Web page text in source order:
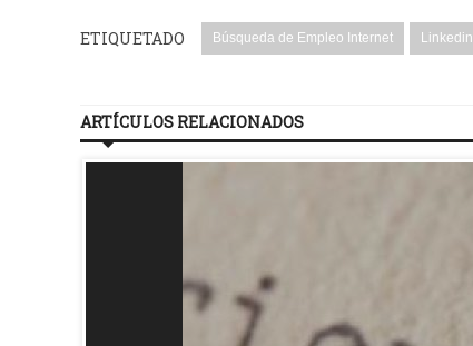
ETIQUETADO Búsqueda de Empleo Internet Linkedin
ARTÍCULOS RELACIONADOS